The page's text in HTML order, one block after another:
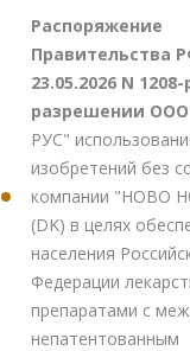
Распоряжение
Правительства
23.05.2026 N
разрешении ООО
РУС"
изобретений без
компании "НОВО
(DK) в целях
населения
Федерации
препаратами с
непатентованным